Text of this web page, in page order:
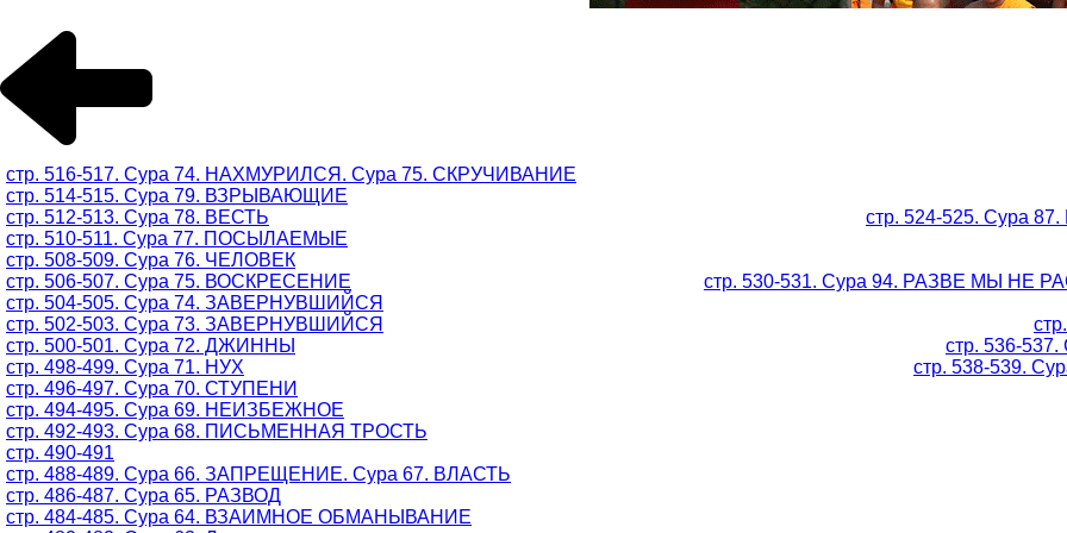
стр. 516-517. Сура 74. НАХМУРИЛСЯ. Сура 75. СКРУЧИВАНИЕ
стр. 514-515. Сура 79. ВЗРЫВАЮЩИЕ
стр. 512-513. Сура 78. ВЕСТЬ
стр. 510-511. Сура 77. ПОСЫЛАЕМЫЕ
стр. 508-509. Сура 76. ЧЕЛОВЕК
стр. 506-507. Сура 75. ВОСКРЕСЕНИЕ
стр. 504-505. Сура 74. ЗАВЕРНУВШИЙСЯ
стр. 502-503. Сура 73. ЗАВЕРНУВШИЙСЯ
стр. 500-501. Сура 72. ДЖИННЫ
стр. 498-499. Сура 71. НУХ
стр. 496-497. Сура 70. СТУПЕНИ
стр. 494-495. Сура 69. НЕИЗБЕЖНОЕ
стр. 492-493. Сура 68. ПИСЬМЕННАЯ ТРОСТЬ
стр. 490-491
стр. 488-489. Сура 66. ЗАПРЕЩЕНИЕ. Сура 67. ВЛАСТЬ
стр. 486-487. Сура 65. РАЗВОД
стр. 484-485. Сура 64. ВЗАИМНОЕ ОБМАНЫВАНИЕ
стр. 524-525. Сура
стр. 530-531. Сура 94. РАЗВЕ МЫ НЕ
стр. 536-
стр. 538-539.